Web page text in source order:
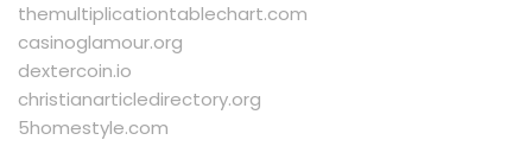
themultiplicationtablechart.com
casinoglamour.org
dextercoin.io
christianarticledirectory.org
5homestyle.com